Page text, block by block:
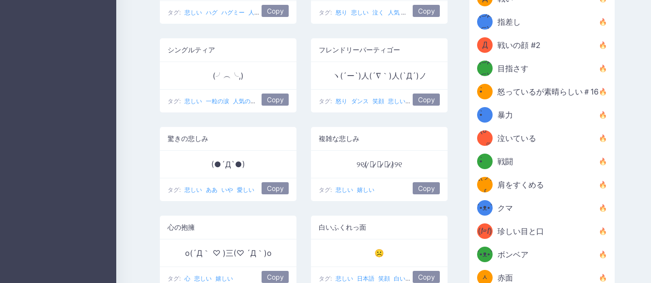
タグ: 悲しい ハグ ハグミー 人気 Copy タグ: 怒り 悲しい 泣く 人気 怒って泣く
Copy
シングルティア
(╯︵╰,)
タグ: 悲しい 一粒の涙 人気のある Copy
フレンドリーパーティゴー
ヽ(´ー`)人(´∇｀)人(`Д´)ノ
タグ: 怒り ダンス 笑顔 悲しい ダンス フレンドリー パーティーの人々
Copy
驚きの悲しみ
(●´Д`●)
タグ: 悲しい ああ いや 愛しい Copy
複雑な悲しみ
୨୧(̷ ̷〇̷ ̷﹏̷ ̷〇̷ ̷)̷୨୧
タグ: 悲しい 嬉しい Copy
心の抱擁
o(´Д｀ ♡ )三(♡ ´Д｀)o
タグ: 心 悲しい 嬉しい Copy
白いふくれっ面
☹
タグ: 悲しい 日本語 笑顔 白いしかめ面 Copy
Φ）
ง
(⊃д
⊂)
指差し
（ง
Φ
Д
Φ）
ง
戦いの顔 #2
(⊃д
⊂)
目指さす
(ง
•̀ゝ
•́)ง
怒っているが素晴らしい＃16
(ง
•̀ゝ
•́)ง
暴力
(☍
﹏⁰)
泣いている
(ง
•̀ゝ
•́)ง
戦闘
ƪ(ツ)
∫
肩をすくめる
ʕ
´•ᴥ•`
ʔσ”
クマ
(ⅈ▱ⅈ) 珍しい目と口
ʕ
´•ᴥ•`
ʔσ”
ボンベア
(๑✪
ᆺ
赤面